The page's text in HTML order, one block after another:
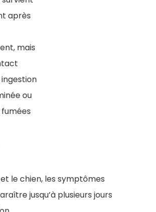
après
mais
ou
le chien, les symptômes
jusqu’à plusieurs jours